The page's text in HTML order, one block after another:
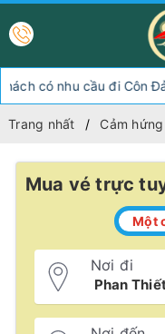
nhu cầu đi Côn Đảo trả
Trang nhất Cảm
Mua vé trực
Một
Nơi đi